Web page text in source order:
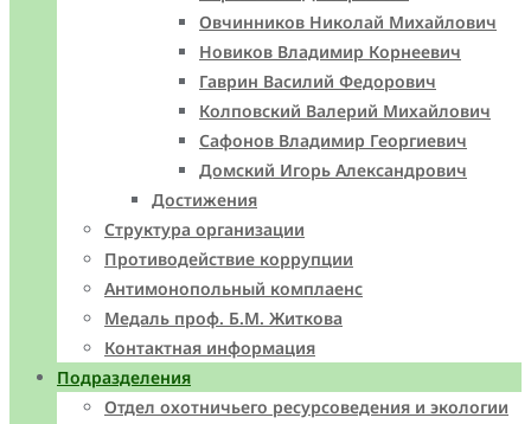
Овчинников Николай Михайлович
Новиков Владимир Корнеевич
Гаврин Василий Федорович
Колповский Валерий Михайлович
Сафонов Владимир Георгиевич
Домский Игорь Александрович
Достижения
Структура организации
Противодействие коррупции
Антимонопольный комплаенс
Медаль проф. Б.М. Житкова
Контактная информация
Подразделения
Отдел охотничьего ресурсоведения и экологии